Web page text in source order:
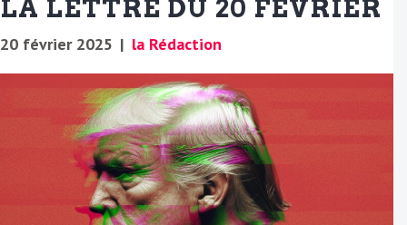
LA LETTRE DU 20 FÉVRIER
20 février 2025 | la Rédaction